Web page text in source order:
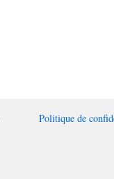
Politique de